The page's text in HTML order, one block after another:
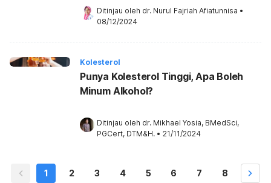
Ditinjau oleh dr. Nurul Fajriah Afiatunnisa •
08/12/2024
Kolesterol
Punya Kolesterol Tinggi, Apa Boleh
Minum Alkohol?
Ditinjau oleh dr. Mikhael Yosia, BMedSci,
PGCert, DTM&H. • 21/11/2024
1 2 3 4 5 6 7 8